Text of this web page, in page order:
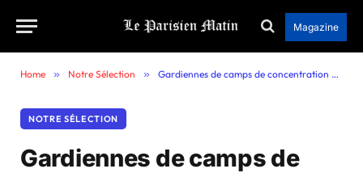
Magazine
Home » Notre Sélection » Gardiennes de camps de concentration nazis : la véritable horreur, c’est qu’elles nous ressemblent
NOTRE SÉLECTION
Gardiennes de camps de